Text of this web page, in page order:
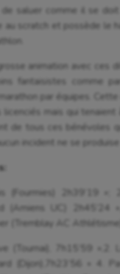
de saluer comme il se
au scratch et possède le
animation avec ces
fantaisistes comme
par équipes.
licenciés mais qui
de tous ces bénévoles
incident ne se
(Fourmies) 2h39’19 »;
(Amiens UC) 2h45’24
(Tremblay AC
(Tournai), 7h15’59 »,2.
(Dijon),7h23’56 » 4.